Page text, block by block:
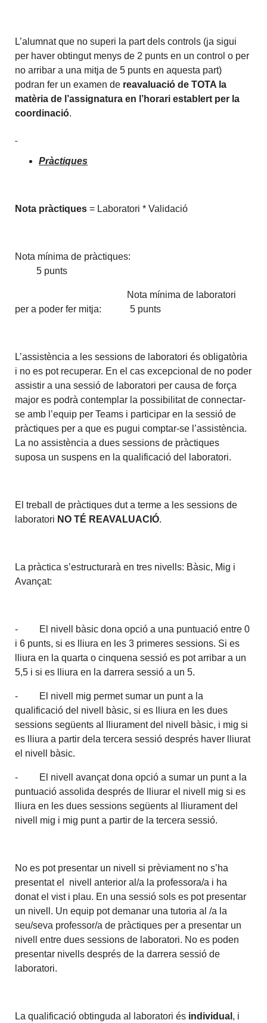
L’alumnat que no superi la part dels controls (ja sigui
per haver obtingut menys de 2 punts en un control o per
no arribar a una mitja de 5 punts en aquesta part)
podran fer un examen de reavaluació de TOTA la
matèria de l’assignatura en l’horari establert per la
coordinació.
Pràctiques
Nota pràctiques = Laboratori * Validació
Nota mínima de pràctiques:
5 punts
Nota mínima de laboratori
per a poder fer mitja: 5 punts
L’assistència a les sessions de laboratori és obligatòria
i no es pot recuperar. En el cas excepcional de no poder
assistir a una sessió de laboratori per causa de força
major es podrà contemplar la possibilitat de connectar-
se amb l’equip per Teams i participar en la sessió de
pràctiques per a que es pugui comptar-se l’assistència.
La no assistència a dues sessions de pràctiques
suposa un suspens en la qualificació del laboratori.
El treball de pràctiques dut a terme a les sessions de
laboratori NO TÉ REAVALUACIÓ.
La pràctica s’estructurarà en tres nivells: Bàsic, Mig i
Avançat:
- El nivell bàsic dona opció a una puntuació entre 0
i 6 punts, si es lliura en les 3 primeres sessions. Si es
lliura en la quarta o cinquena sessió es pot arribar a un
5,5 i si es lliura en la darrera sessió a un 5.
- El nivell mig permet sumar un punt a la
qualificació del nivell bàsic, si es lliura en les dues
sessions següents al lliurament del nivell bàsic, i mig si
es lliura a partir dela tercera sessió després haver lliurat
el nivell bàsic.
- El nivell avançat dona opció a sumar un punt a la
puntuació assolida després de lliurar el nivell mig si es
lliura en les dues sessions següents al lliurament del
nivell mig i mig punt a partir de la tercera sessió.
No es pot presentar un nivell si prèviament no s’ha
presentat el nivell anterior al/a la professora/a i ha
donat el vist i plau. En una sessió sols es pot presentar
un nivell. Un equip pot demanar una tutoria al /a la
seu/seva professor/a de pràctiques per a presentar un
nivell entre dues sessions de laboratori. No es poden
presentar nivells després de la darrera sessió de
laboratori.
La qualificació obtinguda al laboratori és individual , i